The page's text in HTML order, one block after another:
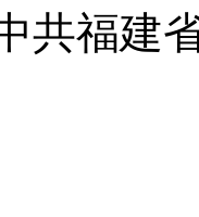
共福建